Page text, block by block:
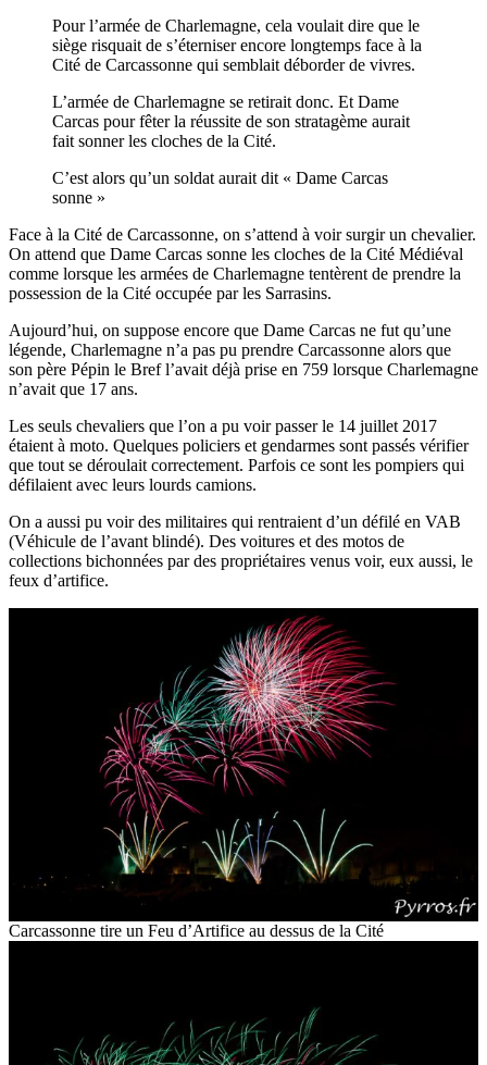
Pour l’armée de Charlemagne, cela voulait dire que le
siège risquait de s’éterniser encore longtemps face à la
Cité de Carcassonne qui semblait déborder de vivres.
L’armée de Charlemagne se retirait donc. Et Dame
Carcas pour fêter la réussite de son stratagème aurait
fait sonner les cloches de la Cité.
C’est alors qu’un soldat aurait dit « Dame Carcas
sonne »
Face à la Cité de Carcassonne, on s’attend à voir surgir un chevalier.
On attend que Dame Carcas sonne les cloches de la Cité Médiéval
comme lorsque les armées de Charlemagne tentèrent de prendre la
possession de la Cité occupée par les Sarrasins.
Aujourd’hui, on suppose encore que Dame Carcas ne fut qu’une
légende, Charlemagne n’a pas pu prendre Carcassonne alors que
son père Pépin le Bref l’avait déjà prise en 759 lorsque Charlemagne
n’avait que 17 ans.
Les seuls chevaliers que l’on a pu voir passer le 14 juillet 2017
étaient à moto. Quelques policiers et gendarmes sont passés vérifier
que tout se déroulait correctement. Parfois ce sont les pompiers qui
défilaient avec leurs lourds camions.
On a aussi pu voir des militaires qui rentraient d’un défilé en VAB
(Véhicule de l’avant blindé). Des voitures et des motos de
collections bichonnées par des propriétaires venus voir, eux aussi, le
feux d’artifice.
Carcassonne tire un Feu d’Artifice au dessus de la Cité